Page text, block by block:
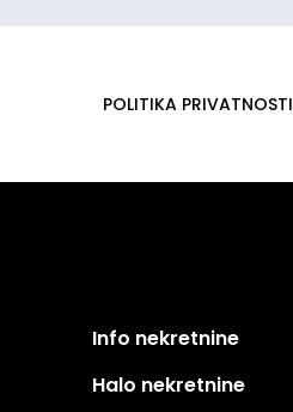
POLITIKA PRIVATNOSTI
Info nekretnine
Halo nekretnine